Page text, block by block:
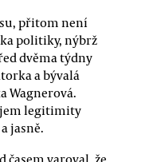
přitom není
politiky, nýbrž
dvěma týdny
a bývalá
Wagnerová.
legitimity
jasně.
časem varoval, že